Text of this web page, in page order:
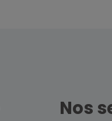
Nos